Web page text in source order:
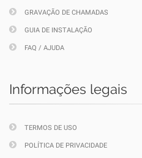
GRAVAÇÃO DE CHAMADAS
GUIA DE INSTALAÇÃO
FAQ / AJUDA
Informações legais
TERMOS DE USO
POLÍTICA DE PRIVACIDADE